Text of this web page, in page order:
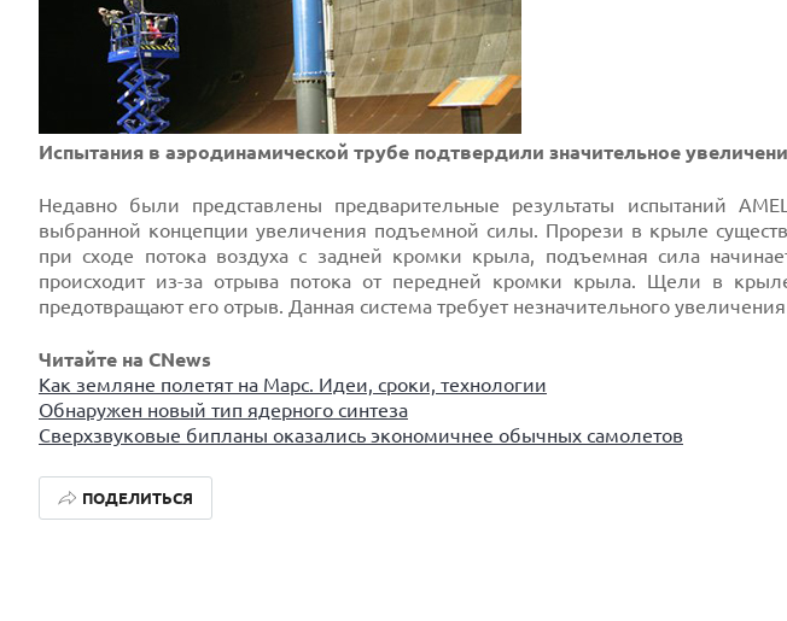
Испытания в аэродинамической трубе подтвердили значительное
Недавно были представлены предварительные результаты испытаний
выбранной концепции увеличения подъемной силы. Прорези в крыле
при сходе потока воздуха с задней кромки крыла, подъемная сила
происходит из-за отрыва потока от передней кромки крыла. Щели в
предотвращают его отрыв. Данная система требует незначительного
Читайте на CNews
Как земляне полетят на Марс. Идеи, сроки, технологии
Обнаружен новый тип ядерного синтеза
Сверхзвуковые бипланы оказались экономичнее обычных самолетов
ПОДЕЛИТЬСЯ